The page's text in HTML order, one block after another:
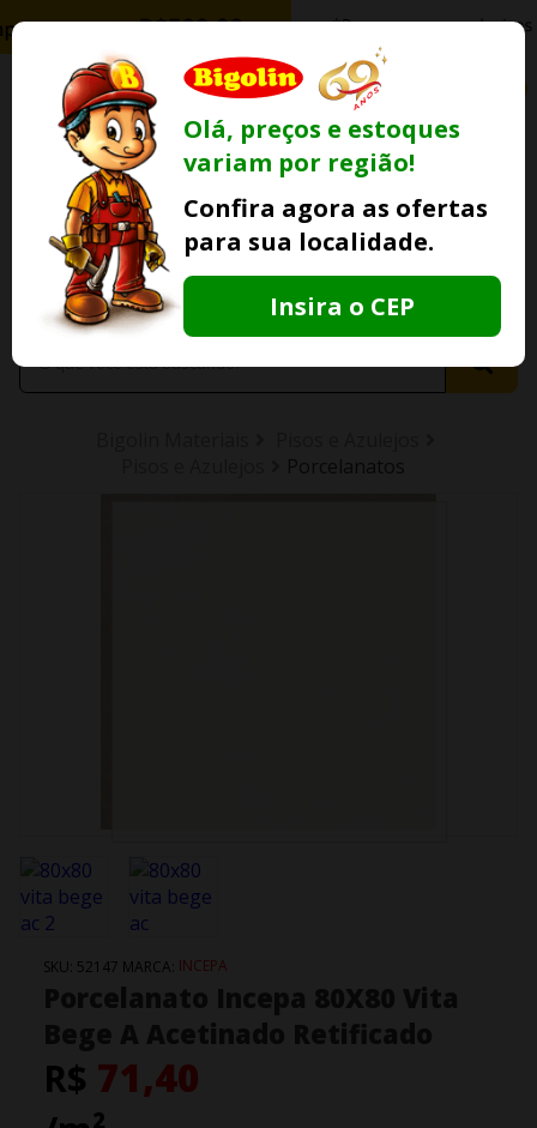
Informeseu CEP
Olá, preços e estoques
variam por região!
Confira agora as ofertas
para sua localidade.
Insira o CEP
Ofertas
Lojas Fisicas
Conta
Whatsapp
SKU: 52147 MARCA: INCEPA
R$ 71,40